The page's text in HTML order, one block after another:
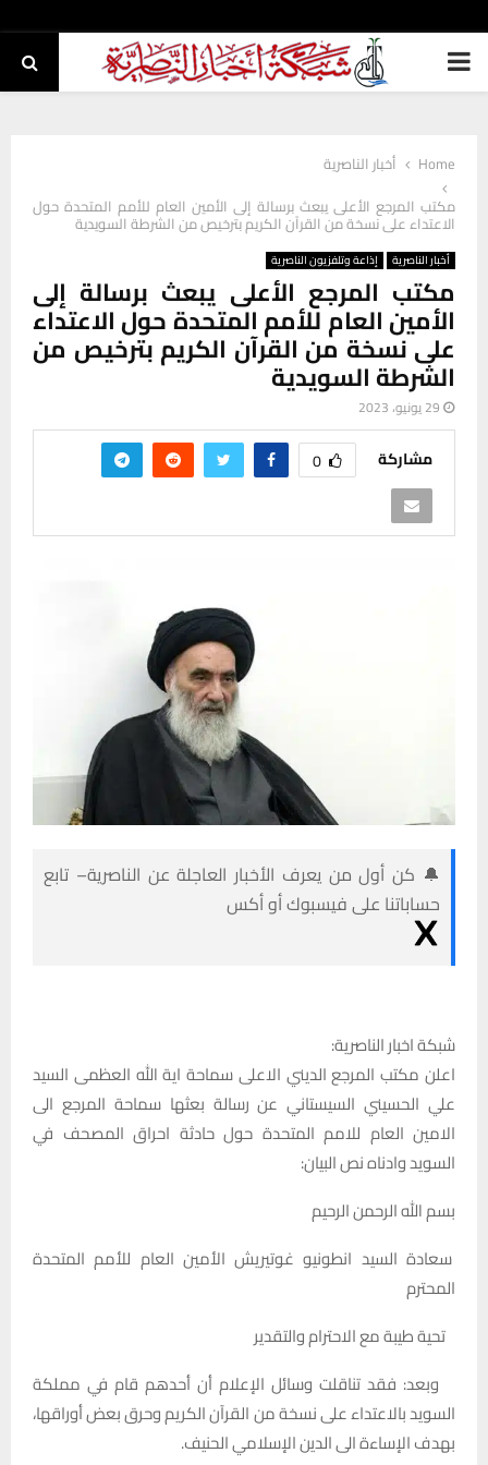
PRIMARY
Home
أخبار الناصرية
مكتب المرجع الأعلى يبعث برسالة إلى الأمين العام للأمم المتحدة حول
الاعتداء على نسخة من القرآن الكريم بترخيص من الشرطة السويدية
أخبار الناصرية إذاعة وتلفزيون الناصرية
مكتب المرجع الأعلى يبعث برسالة إلى
الأمين العام للأمم المتحدة حول الاعتداء
على نسخة من القرآن الكريم بترخيص من
الشرطة السويدية
29 يونيو، 2023
مشاركة 0
🔔 كن أول من يعرف الأخبار العاجلة عن الناصرية– تابع
حساباتنا على فيسبوك أو أكس
شبكة اخبار الناصرية:
اعلن مكتب المرجع الديني الاعلى سماحة اية الله العظمى السيد
علي الحسيني السيستاني عن رسالة بعثها سماحة المرجع الى
الامين العام للامم المتحدة حول حادثة احراق المصحف في
السويد وادناه نص البيان:
بسم الله الرحمن الرحيم
سعادة السيد انطونيو غوتيريش الأمين العام للأمم المتحدة
المحترم
تحية طيبة مع الاحترام والتقدير
وبعد: فقد تناقلت وسائل الإعلام أن أحدهم قام في مملكة
السويد بالاعتداء على نسخة من القرآن الكريم وحرق بعض أوراقها،
بهدف الإساءة الى الدين الإسلامي الحنيف.